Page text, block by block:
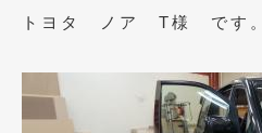
2023年12月(2)
2023年11月(1)
2023年10月(2)
トヨタ ノア T様 です。